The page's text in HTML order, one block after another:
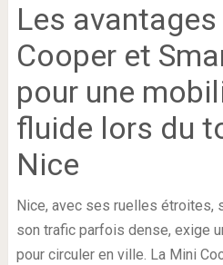
Les
Cooper et
pour une
fluide lors du
Nice
Nice, avec ses ruelles étroites,
son trafic parfois dense, exige
pour circuler en ville. La Mini